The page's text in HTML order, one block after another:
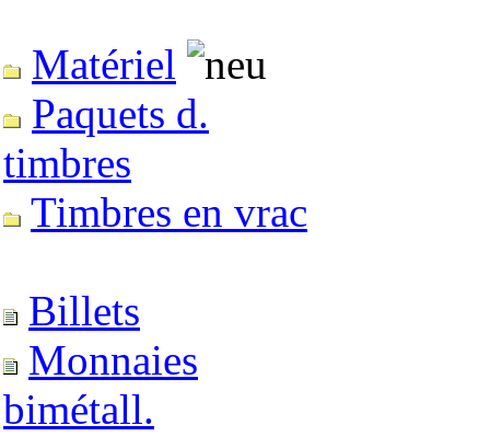
Matériel
Paquets d.
timbres
Timbres en vrac
Billets
Monnaies
bimétall.